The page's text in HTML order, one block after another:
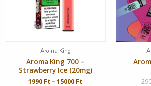
Aroma King
Aroma King 700 –
Strawberry Ice (20mg)
1990 Ft – 15000 Ft